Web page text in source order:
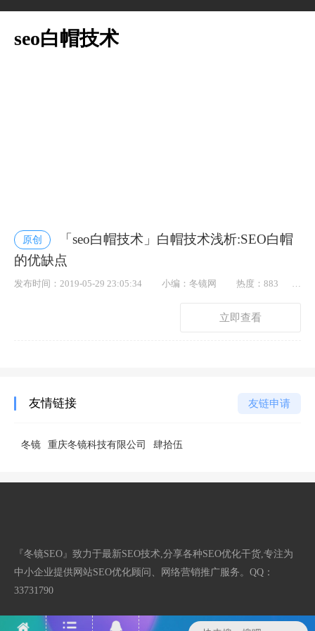
seo白帽技术
原创
「seo白帽技术」白帽技术浅析:SEO白帽
的优缺点
发布时间：2019-05-29 23:05:34 小编：冬镜网
热度：883
立即查看
友情链接 友链申请
冬镜 重庆冬镜科技有限公司 肆拾伍
『冬镜SEO』致力于最新SEO技术,分享各种SEO优化干货,专注为
中小企业提供网站SEO优化顾问、网络营销推广服务。QQ：
33731790